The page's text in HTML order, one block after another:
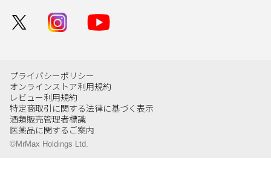
プライバシーポリシー
オンラインストア利用規約
レビュー利用規約
特定商取引に関する法律に基づく表示
酒類販売管理者標識
医薬品に関するご案内
©MrMax Holdings Ltd.